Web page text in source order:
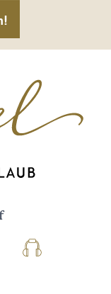
Podcast